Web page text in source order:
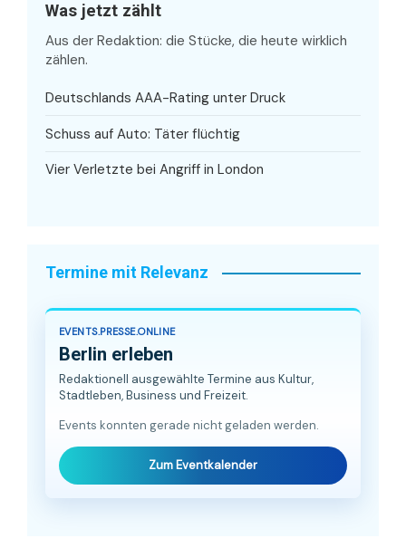
Was jetzt zählt
Aus der Redaktion: die Stücke, die heute wirklich
zählen.
Deutschlands AAA-Rating unter Druck
Schuss auf Auto: Täter flüchtig
Vier Verletzte bei Angriff in London
Termine mit Relevanz
EVENTS.PRESSE.ONLINE
Berlin erleben
Redaktionell ausgewählte Termine aus Kultur,
Stadtleben, Business und Freizeit.
Events konnten gerade nicht geladen werden.
Zum Eventkalender